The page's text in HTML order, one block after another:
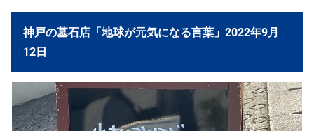
神戸の墓石店「地球が元気になる言葉」2022年9月
12日